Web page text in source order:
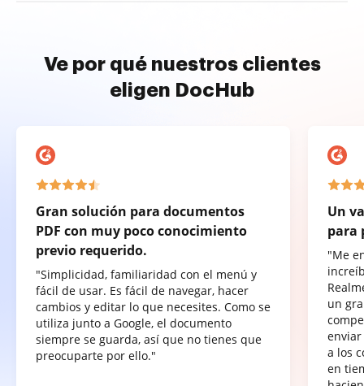
Ve por qué nuestros clientes
eligen DocHub
Gran solución para documentos
PDF con muy poco conocimiento
previo requerido.
"Simplicidad, familiaridad con el menú y
fácil de usar. Es fácil de navegar, hacer
cambios y editar lo que necesites. Como se
utiliza junto a Google, el documento
siempre se guarda, así que no tienes que
preocuparte por ello."
Un
para
"Me
un
a los
en